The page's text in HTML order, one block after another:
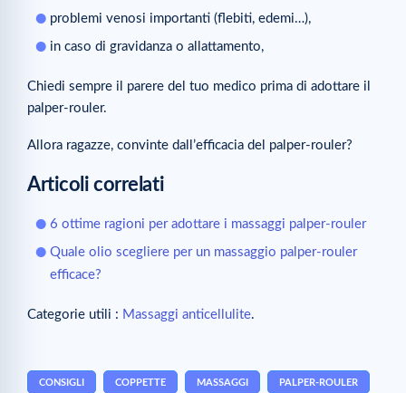
problemi venosi importanti (flebiti, edemi…),
in caso di gravidanza o allattamento,
Chiedi sempre il parere del tuo medico prima di adottare il
palper-rouler.
Allora ragazze, convinte dall’efficacia del palper-rouler?
Articoli correlati
6 ottime ragioni per adottare i massaggi palper-rouler
Quale olio scegliere per un massaggio palper-rouler
efficace?
Categorie utili : Massaggi anticellulite.
CONSIGLI COPPETTE MASSAGGI PALPER-ROULER